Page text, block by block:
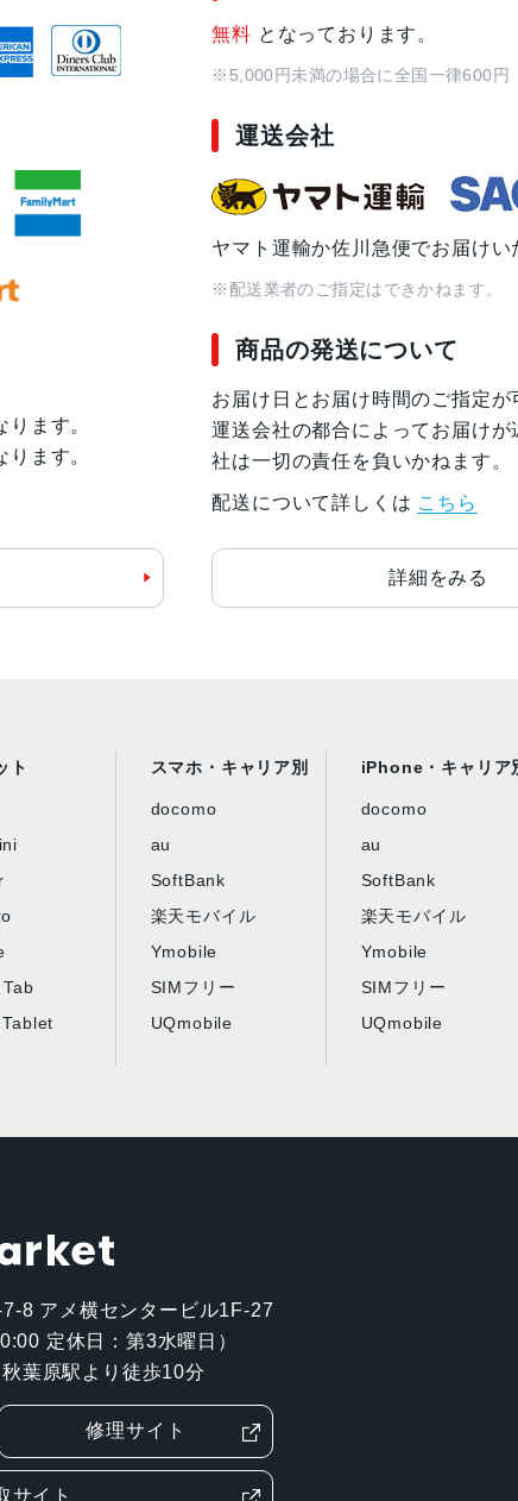
ます。
ます。
無料 となっております。
※5,000円未満の場合に全国一律600円
運送会社
ヤマト運輸か佐川急便でお届けい
※配送業者のご指定はできかねます。
商品の発送について
お届け日とお届け時間のご指定が
運送会社の都合によってお届けが
社は一切の責任を負いかねます。
配送について詳しくは こちら
詳細をみる
ト スマホ・キャリア別
docomo
au
SoftBank
楽天モバイル
Ymobile
SIMフリー
UQmobile
iPhone・キャリア
docomo
au
SoftBank
楽天モバイル
Ymobile
SIMフリー
UQmobile
8 アメ横センタービル1F-27
定休日：第3水曜日）
葉原駅より徒歩10分
修理サイト
サイト